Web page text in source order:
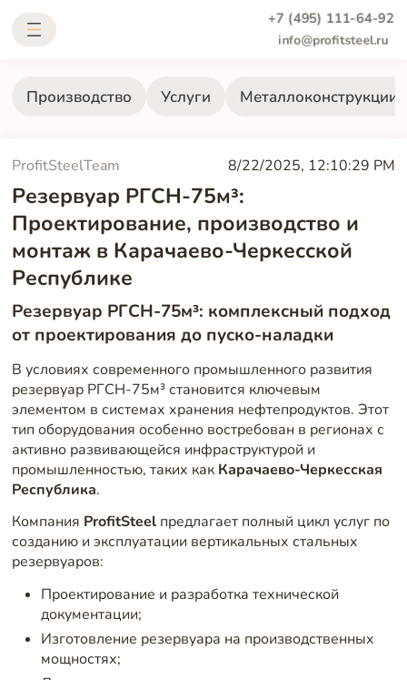
+7 (495) 111-64-92
info@profitsteel.ru
Производство Услуги Металлоконструкции
ProfitSteelTeam 8/22/2025, 12:10:29 PM
Резервуар РГСН-75м³:
Проектирование, производство и
монтаж в Карачаево-Черкесской
Республике
Резервуар РГСН-75м³: комплексный подход
от проектирования до пуско-наладки
В условиях современного промышленного развития
резервуар РГСН-75м³ становится ключевым
элементом в системах хранения нефтепродуктов. Этот
тип оборудования особенно востребован в регионах с
активно развивающейся инфраструктурой и
промышленностью, таких как Карачаево-Черкесская
Республика.
Компания ProfitSteelпредлагает полный цикл услуг по
созданию и эксплуатации вертикальных стальных
резервуаров:
Проектирование и разработка технической
документации;
Изготовление резервуара на производственных
мощностях;